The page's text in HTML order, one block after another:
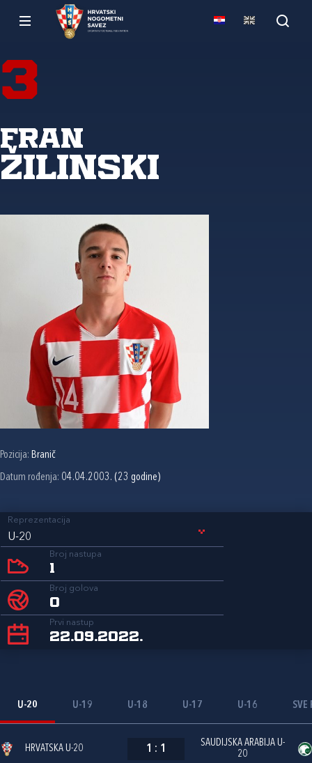
3
Fran
Žilinski
Pozicija: Branič
Datum rođenja: 04.04.2003. (23 godine)
Reprezentacija
U-20
Broj nastupa
1
Broj golova
0
Prvi nastup
22.09.2022.
U-20 U-19 U-18 U-17 U-16 SVE
HRVATSKA U-20 1 : 1
SAUDIJSKA ARABIJA U-
20